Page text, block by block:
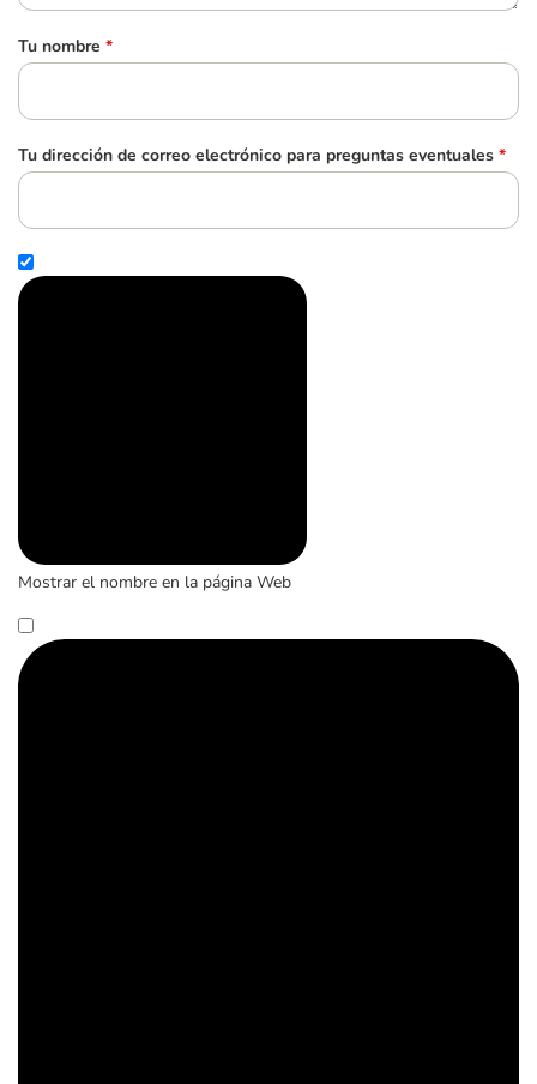
Tu nombre *
Tu dirección de correo electrónico para preguntas eventuales *
Mostrar el nombre en la página Web